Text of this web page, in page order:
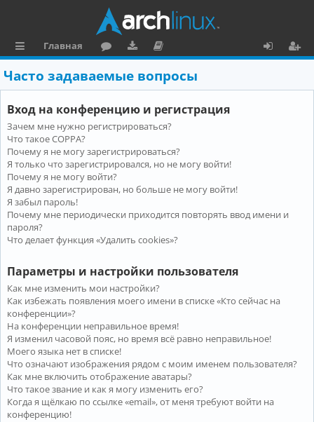
ы
л
к
и
Главная
ру
м
ру
зк
и
ку
м
е
н
та
ц
и
я
о
и
Часто задаваемые вопросы
Вход на конференцию и регистрация
Зачем мне нужно регистрироваться?
Что такое COPPA?
Почему я не могу зарегистрироваться?
Я только что зарегистрировался, но не могу войти!
Почему я не могу войти?
Я давно зарегистрирован, но больше не могу войти!
Я забыл пароль!
Почему мне периодически приходится повторять ввод имени и
пароля?
Что делает функция «Удалить cookies»?
Параметры и настройки пользователя
Как мне изменить мои настройки?
Как избежать появления моего имени в списке «Кто сейчас на
конференции»?
На конференции неправильное время!
Я изменил часовой пояс, но время всё равно неправильное!
Моего языка нет в списке!
Что означают изображения рядом с моим именем пользователя?
Как мне включить отображение аватары?
Что такое звание и как я могу изменить его?
Когда я щёлкаю по ссылке «email», от меня требуют войти на
конференцию!